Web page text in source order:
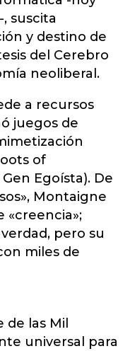
suscita
y destino de
del Cerebro
neoliberal.
a recursos
juegos de
of
Egoísta). De
Montaigne
«creencia»;
pero su
miles de
las Mil
universal para